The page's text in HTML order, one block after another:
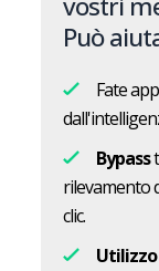
Può
Fate
Bypass
rilevamento
clic.
Utilizzo